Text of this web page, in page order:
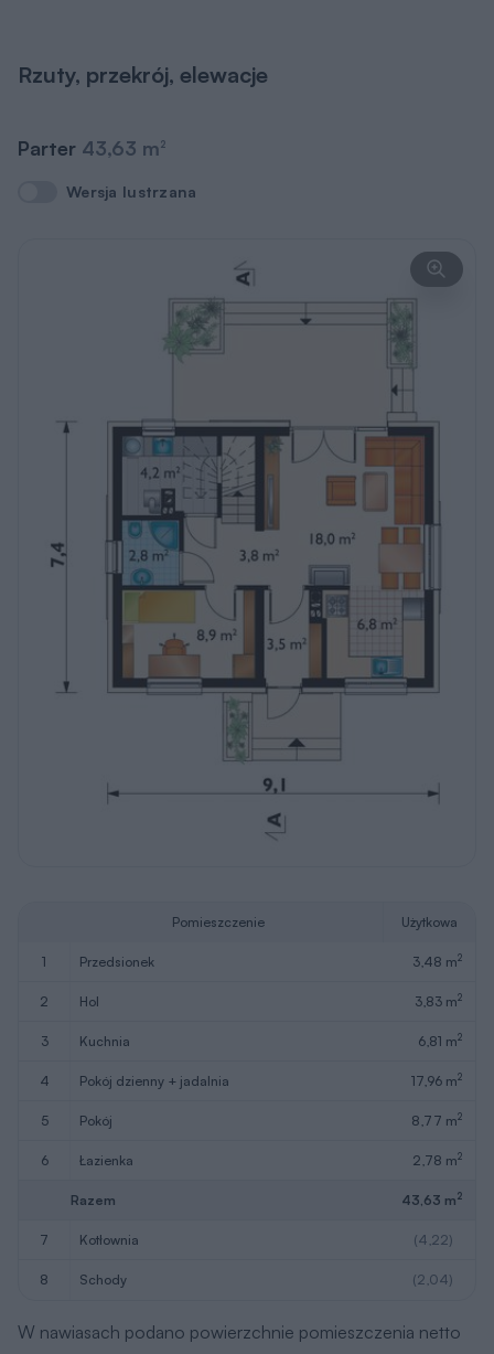
Rzuty, przekrój, elewacje
Parter 43,63 m2
Wersja lustrzana
Wersja lustrzana
Pomieszczenie Użytkowa
1 przedsionek 3,48 m2
2 hol 3,83 m2
3 kuchnia 6,81 m2
4 pokój dzienny + jadalnia 17,96 m2
5 pokój 8,77 m2
6 łazienka 2,78 m2
Razem 43,63 m2
7 kotłownia (4,22)
8 schody (2,04)
W nawiasach podano powierzchnie pomieszczenia netto